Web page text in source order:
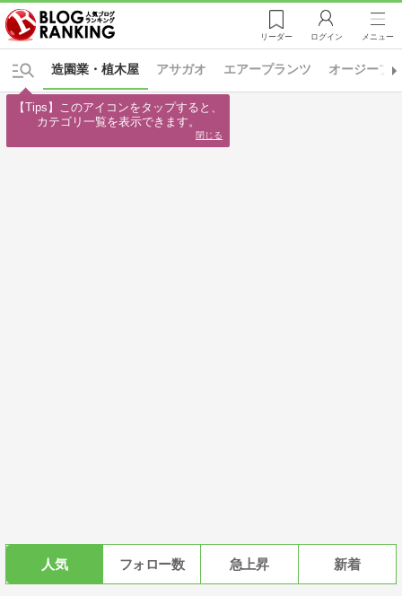
リーダー ログイン メニュー
アサガオ エアープランツ オージープ
造園業・植木屋
人気 フォロー数 急上昇 新着
【Tips】このアイコンをタップすると、
カテゴリ一覧を表示できます。
閉じる